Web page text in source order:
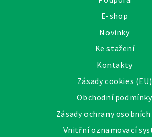
E-shop
Novinky
Ke stažení
Kontakty
Zásady cookies (EU)
Obchodní podmínky
Zásady ochrany
Vnitřní oznamovací